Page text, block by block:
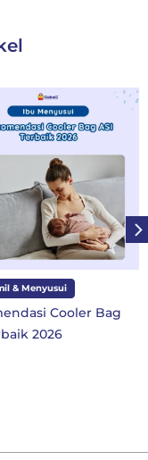
Ibu dan Anak
Perlengkapan
Kelas 1 di Tahun